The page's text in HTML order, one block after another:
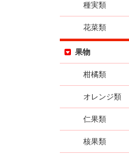
種実類
花菜類
果物
柑橘類
オレンジ類
仁果類
核果類